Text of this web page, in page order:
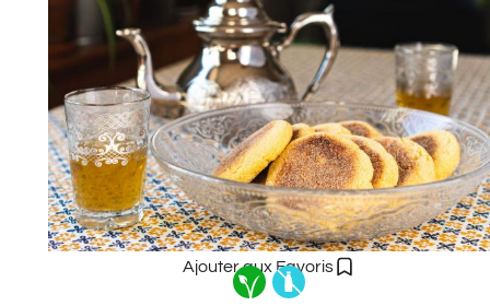
Ajouter aux Favoris